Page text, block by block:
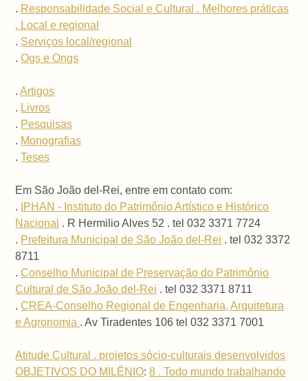
. Responsabilidade Social e Cultural . Melhores práticas
. Local e regional
. Serviços local/regional
.Ogs e Ongs
.Artigos
. Livros
. Pesquisas
. Monografias
.Teses
Em São João del-Rei, entre em contato com:
.
IPHAN - Instituto do Patrimônio Artístico e Histórico
Nacional . R Hermilio Alves 52 . tel 032 3371 7724
. Prefeitura Municipal de São João del-Rei . tel 032 3372
8711
.Conselho Municipal de Preservação do Patrimônio
Cultural de São João del-Rei . tel 032 3371 8711
.CREA-Conselho Regional de Engenharia, Arquitetura
e Agronomia . Av Tiradentes 106 tel 032 3371 7001
Atitude Cultural . projetos sócio-culturais desenvolvidos
OBJETIVOS DO MILÊNIO:8 . Todo mundo trabalhando